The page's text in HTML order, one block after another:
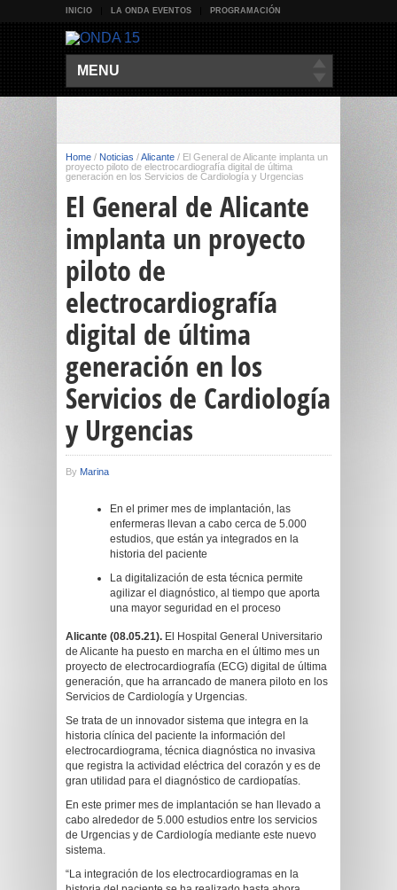
INICIO LA ONDA EVENTOS PROGRAMACIÓN
MENU
Home / Noticias /Alicante / El General de Alicante implanta un
proyecto piloto de electrocardiografía digital de última
generación en los Servicios de Cardiología y Urgencias
El General de Alicante
implanta un proyecto
piloto de
electrocardiografía
digital de última
generación en los
Servicios de Cardiología
y Urgencias
By Marina
En el primer mes de implantación, las
enfermeras llevan a cabo cerca de 5.000
estudios, que están ya integrados en la
historia del paciente
La digitalización de esta técnica permite
agilizar el diagnóstico, al tiempo que aporta
una mayor seguridad en el proceso
Alicante (08.05.21). El Hospital General Universitario
de Alicante ha puesto en marcha en el último mes un
proyecto de electrocardiografía (ECG) digital de última
generación, que ha arrancado de manera piloto en los
Servicios de Cardiología y Urgencias.
Se trata de un innovador sistema que integra en la
historia clínica del paciente la información del
electrocardiograma, técnica diagnóstica no invasiva
que registra la actividad eléctrica del corazón y es de
gran utilidad para el diagnóstico de cardiopatías.
En este primer mes de implantación se han llevado a
cabo alrededor de 5.000 estudios entre los servicios
de Urgencias y de Cardiología mediante este nuevo
sistema.
“La integración de los electrocardiogramas en la